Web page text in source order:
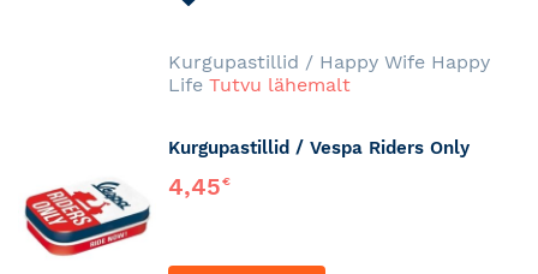
Kurgupastillid / Happy Wife Happy
Life Tutvu lähemalt
Kurgupastillid / Vespa Riders Only
4,45€